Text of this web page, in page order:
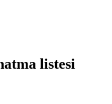
listesi